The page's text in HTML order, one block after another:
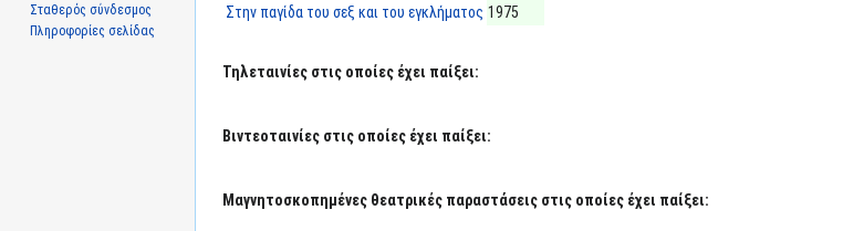
Στην παγίδα του σεξ και του εγκλήματος 1975
Τηλεταινίες στις οποίες έχει παίξει:
Βιντεοταινίες στις οποίες έχει παίξει:
Μαγνητοσκοπημένες θεατρικές παραστάσεις στις οποίες έχει παίξει:
Σταθερός σύνδεσμος
Πληροφορίες σελίδας